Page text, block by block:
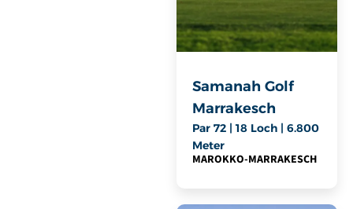
Samanah Golf
Marrakesch
Par 72 | 18 Loch | 6.800
Meter
MAROKKO-MARRAKESCH